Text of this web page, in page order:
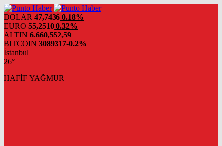
DOLAR 47,7436 0.18%
EURO 55,2510 0.32%
ALTIN 6.660,552,59
BITCOIN 3089317-0.2%
İstanbul
26°
HAFİF YAĞMUR